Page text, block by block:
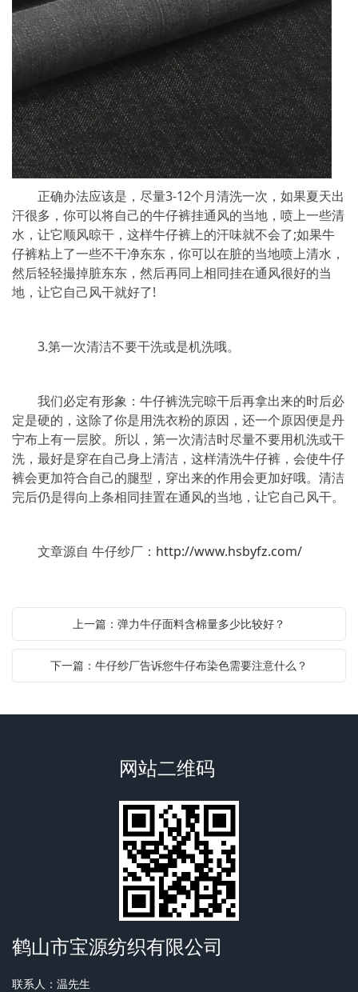
正确办法应该是，尽量3-12个月清洗一次，如果夏天出
汗很多，你可以将自己的牛仔裤挂通风的当地，喷上一些清
水，让它顺风晾干，这样牛仔裤上的汗味就不会了;如果牛
仔裤粘上了一些不干净东东，你可以在脏的当地喷上清水，
然后轻轻撮掉脏东东，然后再同上相同挂在通风很好的当
地，让它自己风干就好了!
3.第一次清洁不要干洗或是机洗哦。
我们必定有形象：牛仔裤洗完晾干后再拿出来的时后必
定是硬的，这除了你是用洗衣粉的原因，还一个原因便是丹
宁布上有一层胶。所以，第一次清洁时尽量不要用机洗或干
洗，最好是穿在自己身上清洁，这样清洗牛仔裤，会使牛仔
裤会更加符合自己的腿型，穿出来的作用会更加好哦。清洁
完后仍是得向上条相同挂置在通风的当地，让它自己风干。
文章源自 牛仔纱厂： http://www.hsbyfz.com/
上一篇：弹力牛仔面料含棉量多少比较好？
下一篇：牛仔纱厂告诉您牛仔布染色需要注意什么？
网站二维码
鹤山市宝源纺织有限公司
联系人：温先生